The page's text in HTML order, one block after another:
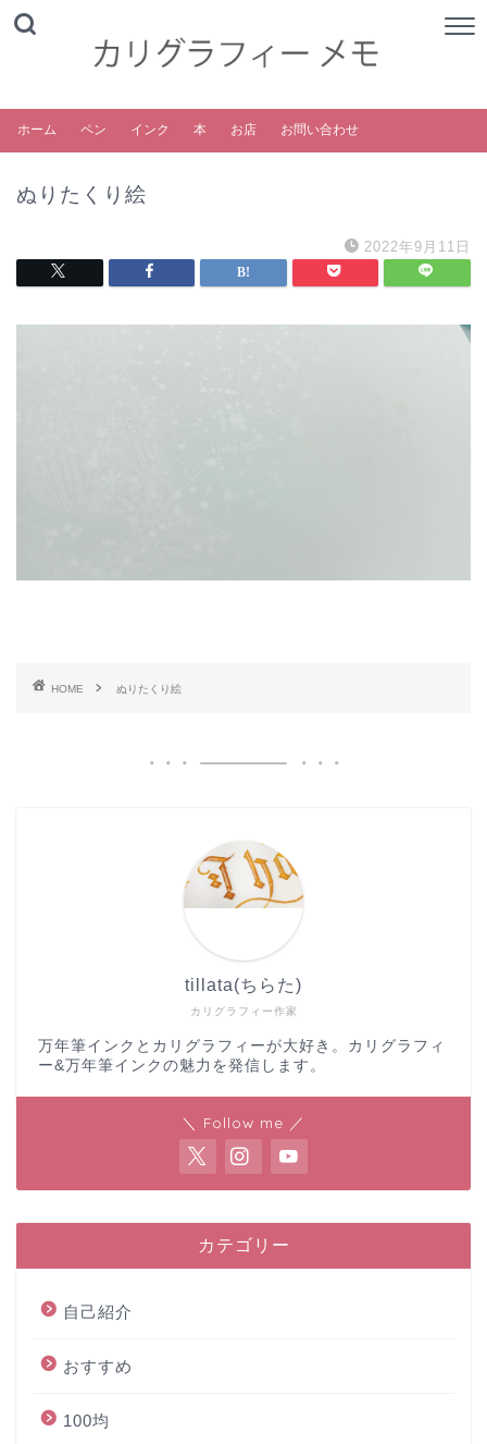
ホーム ペン インク 本 お店 お問い合わせ
ぬりたくり絵
2022年9月11日
HOME ぬりたくり絵
カリグラフィー作家
tillata(ちらた)
万年筆インクとカリグラフィーが大好き。カリグラフィ
ー&万年筆インクの魅力を発信します。
＼ Follow me ／
カテゴリー
自己紹介
おすすめ
100均